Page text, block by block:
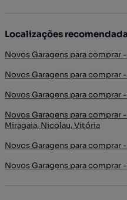
Localizações
Novos Garagens para comprar
Novos Garagens para comprar
Novos Garagens para comprar
Novos Garagens para comprar
Miragaia, Nicolau, Vitória
Novos Garagens para comprar
Novos Garagens para comprar